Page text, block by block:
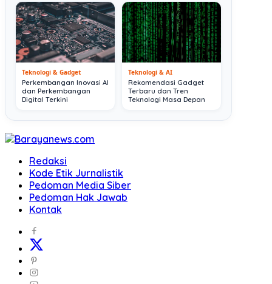
Teknologi & Gadget
Perkembangan Inovasi AI
dan Perkembangan
Digital Terkini
Teknologi & AI
Rekomendasi Gadget
Terbaru dan Tren
Teknologi Masa Depan
Redaksi
Kode Etik Jurnalistik
Pedoman Media Siber
Pedoman Hak Jawab
Kontak